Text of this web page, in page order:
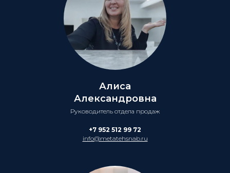
Алиса
Александровна
Руководитель отдела продаж
+7 952 512 99 72
info@metatehsnab.ru